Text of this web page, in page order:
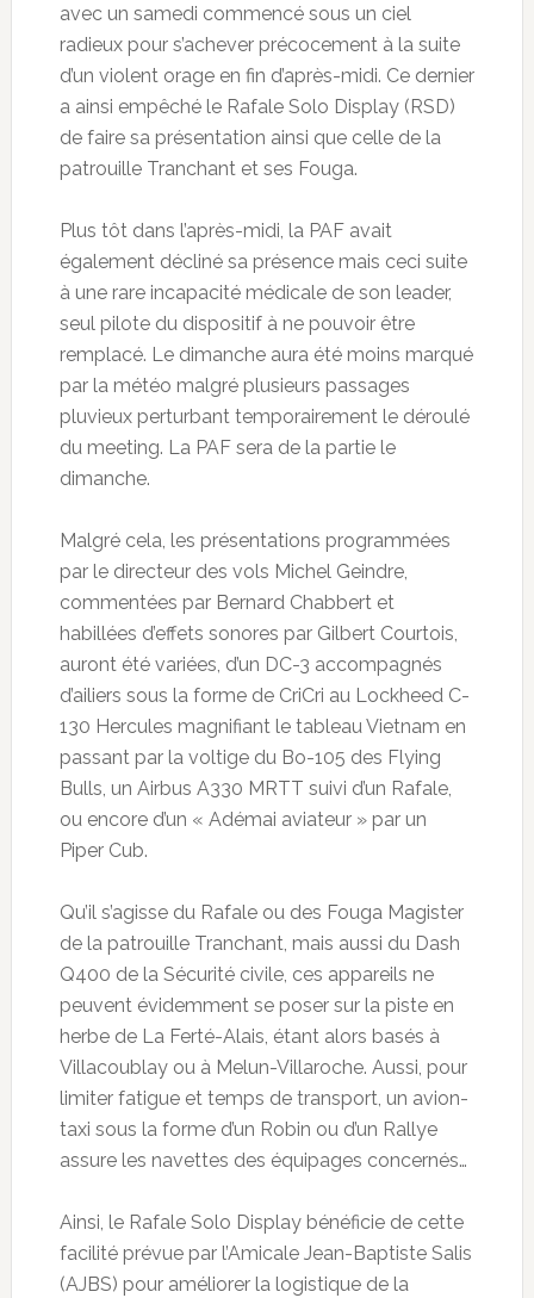
avec un samedi commencé sous un ciel
radieux pour s’achever précocement à la suite
d’un violent orage en fin d’après-midi. Ce dernier
a ainsi empêché le Rafale Solo Display (RSD)
de faire sa présentation ainsi que celle de la
patrouille Tranchant et ses Fouga.
Plus tôt dans l’après-midi, la PAF avait
également décliné sa présence mais ceci suite
à une rare incapacité médicale de son leader,
seul pilote du dispositif à ne pouvoir être
remplacé. Le dimanche aura été moins marqué
par la météo malgré plusieurs passages
pluvieux perturbant temporairement le déroulé
du meeting. La PAF sera de la partie le
dimanche.
Malgré cela, les présentations programmées
par le directeur des vols Michel Geindre,
commentées par Bernard Chabbert et
habillées d’effets sonores par Gilbert Courtois,
auront été variées, d’un DC-3 accompagnés
d’ailiers sous la forme de CriCri au Lockheed C-
130 Hercules magnifiant le tableau Vietnam en
passant par la voltige du Bo-105 des Flying
Bulls, un Airbus A330 MRTT suivi d’un Rafale,
ou encore d’un « Adémai aviateur » par un
Piper Cub.
Qu’il s’agisse du Rafale ou des Fouga Magister
de la patrouille Tranchant, mais aussi du Dash
Q400 de la Sécurité civile, ces appareils ne
peuvent évidemment se poser sur la piste en
herbe de La Ferté-Alais, étant alors basés à
Villacoublay ou à Melun-Villaroche. Aussi, pour
limiter fatigue et temps de transport, un avion-
taxi sous la forme d’un Robin ou d’un Rallye
assure les navettes des équipages concernés…
Ainsi, le Rafale Solo Display bénéficie de cette
facilité prévue par l’Amicale Jean-Baptiste Salis
(AJBS) pour améliorer la logistique de la